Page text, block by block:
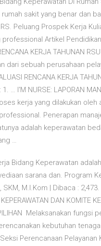
sakit yang benar dan
Peluang Prospek Kerja
Artikel Pendidikan
KERJA TAHUNAN
dari sebuah perusahaan
RENCANA KERJA
… I'M NURSE: LAPORAN
kerja yang dilakukan
Penerapan
adalah keperawatan
…
Bidang Keperawatan
sarana dan. Program
SKM, M.I.Kom | Dibaca :
DAN KOMITE
Melaksanakan
kebutuhan
Perencanaan